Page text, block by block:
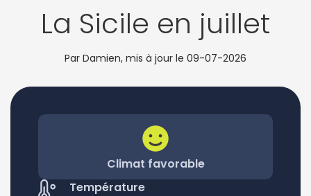
La Sicile en juillet
Par Damien, mis à jour le 09-07-2026
Climat favorable
Température